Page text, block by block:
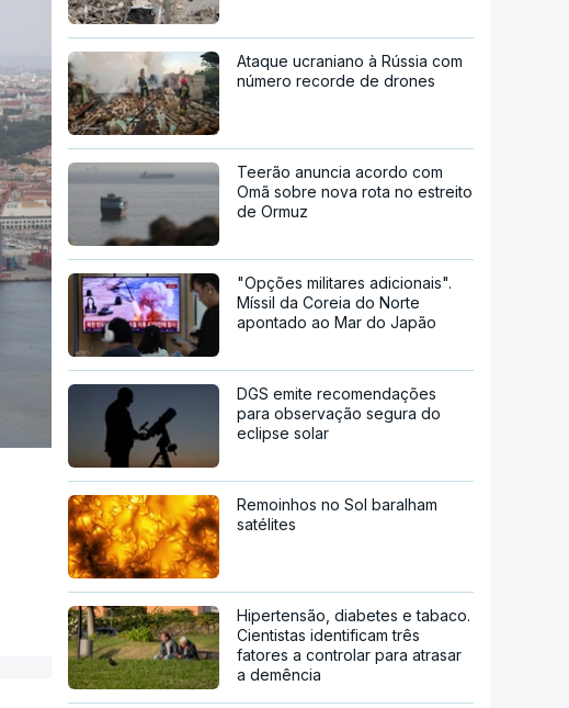
Ataque ucraniano à Rússia com
número recorde de drones
Teerão anuncia acordo com
Omã sobre nova rota no estreito
de Ormuz
"Opções militares adicionais".
Míssil da Coreia do Norte
apontado ao Mar do Japão
DGS emite recomendações
para observação segura do
eclipse solar
Remoinhos no Sol baralham
satélites
Hipertensão, diabetes e tabaco.
Cientistas identificam três
fatores a controlar para atrasar
a demência